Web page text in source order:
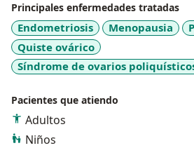
Principales enfermedades tratadas
Endometriosis Menopausia
Quiste ovárico
Síndrome de ovarios poliquísticos
Pacientes que atiendo
Adultos
Niños